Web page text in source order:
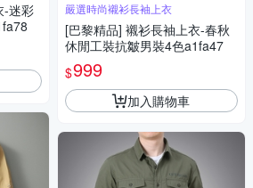
-迷彩
嚴選時尚襯衫長袖上衣
[巴黎精品] 襯衫長袖上衣-春秋
休閒工裝抗皺男裝4色a1fa47
$999
加入購物車